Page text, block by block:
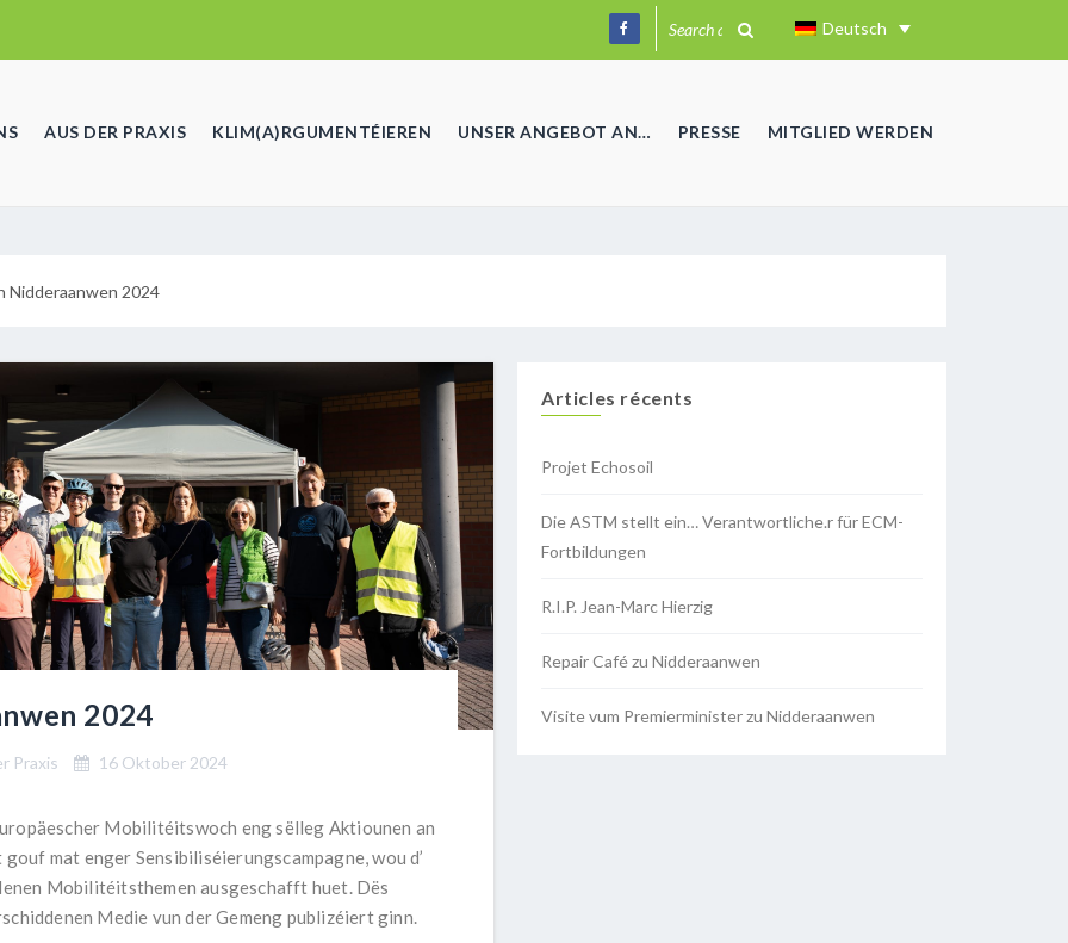
Deutsch
AUS DER PRAXIS KLIM(A)RGUMENTÉIEREN UNSER ANGEBOT AN… PRESSE MITGLIED WERDEN
Nidderaanwen 2024
2024
Praxis 16 Oktober 2024
Mobilitéitswoch eng sëlleg Aktiounen an
mat enger Sensibiliséierungscampagne, wou d’
Mobilitéitsthemen ausgeschafft huet. Dës
Medie vun der Gemeng publizéiert ginn.
Articles récents
Projet Echosoil
Die ASTM stellt ein… Verantwortliche.r für ECM-
Fortbildungen
R.I.P. Jean-Marc Hierzig
Repair Café zu Nidderaanwen
Visite vum Premierminister zu Nidderaanwen